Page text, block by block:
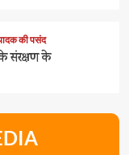
की पसंद
के संरक्षण के